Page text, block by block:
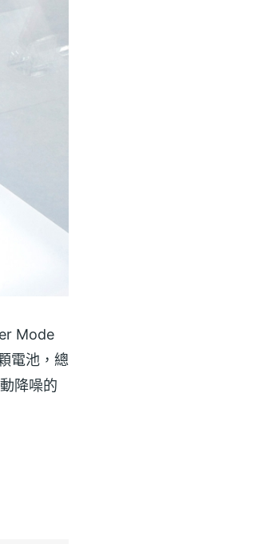
Mode
電池，總
降噪的